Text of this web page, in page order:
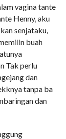
vagina tante
Henny, aku
senjataku,
buah
Tak perlu
dan
tanpa ba
dan